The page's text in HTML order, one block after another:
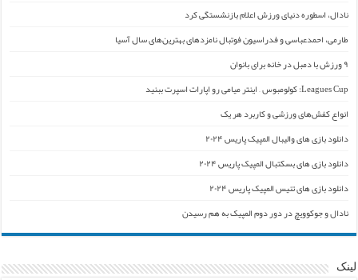
نادال، اسطوره دنیای ورزش اعلام بازنشستگی کرد
طارمی، احمدعباسی و فدراسیون فوتبال نامزدهای بهترین‌های سال آسیا
۹ ورزش با دمبل در خانه برای بانوان
Leagues Cup: کولومبوس – اینتر میامی رو اپارات اسپرت ببنید
انواع کفش‌های ورزشی و کاربرد هر یک
دانلود بازی های والیبال المپیک پاریس ۲۰۲۴
دانلود بازی های بسکتبال المپیک پاریس ۲۰۲۴
دانلود بازی های تنیس المپیک پاریس ۲۰۲۴
نادال و جوکوویچ در دور دوم المپیک به هم رسیدن
لینک